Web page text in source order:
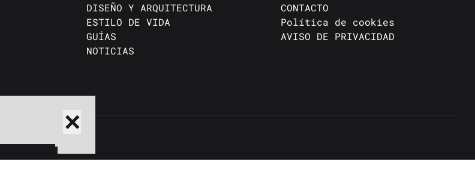
DISEÑO Y ARQUITECTURA
ESTILO DE VIDA
GUÍAS
NOTICIAS
CONTACTO
Política de cookies
AVISO DE PRIVACIDAD
✕
BUSCAR